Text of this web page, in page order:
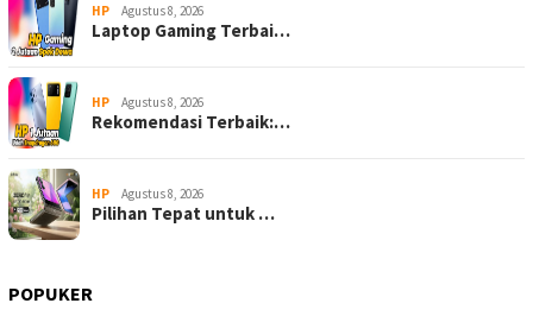
HP Agustus 8, 2026
Laptop Gaming Terbai…
HP Agustus 8, 2026
Rekomendasi Terbaik:…
HP Agustus 8, 2026
Pilihan Tepat untuk …
POPUKER